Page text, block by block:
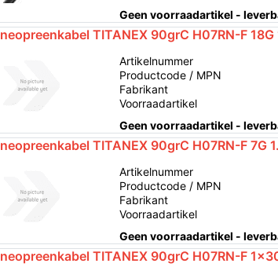
Geen voorraadartikel -
neopreenkabel TITANEX 90grC H07RN-F 18G
Artikelnummer
Productcode / MPN
Fabrikant
Voorraadartikel
Geen voorraadartikel -
neopreenkabel TITANEX 90grC H07RN-F 7G
Artikelnummer
Productcode / MPN
Fabrikant
Voorraadartikel
Geen voorraadartikel -
neopreenkabel TITANEX 90grC H07RN-F